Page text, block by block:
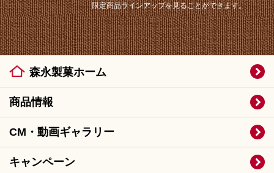
限定商品ラインアップを見ることができます。
森永製菓ホーム
商品情報
CM・動画ギャラリー
キャンペーン